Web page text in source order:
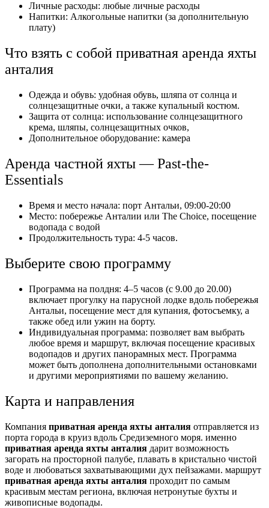
Личные расходы: любые личные расходы
Напитки: Алкогольные напитки (за дополнительную
плату)
Что взять с собой приватная аренда яхты
анталия
Одежда и обувь: удобная обувь, шляпа от солнца и
солнцезащитные очки, а также купальный костюм.
Защита от солнца: использование солнцезащитного
крема, шляпы, солнцезащитных очков,
Дополнительное оборудование: камера
Аренда частной яхты — Past-the-
Essentials
Время и место начала: порт Антальи, 09:00-20:00
Место: побережье Анталии или The Choice, посещение
водопада с водой
Продолжительность тура: 4-5 часов.
Выберите свою программу
Программа на полдня: 4–5 часов (с 9.00 до 20.00)
включает прогулку на парусной лодке вдоль побережья
Антальи, посещение мест для купания, фотосъемку, а
также обед или ужин на борту.
Индивидуальная программа: позволяет вам выбрать
любое время и маршрут, включая посещение красивых
водопадов и других панорамных мест. Программа
может быть дополнена дополнительными остановками
и другими мероприятиями по вашему желанию.
Карта и направления
Компания приватная аренда яхты анталия отправляется из
порта города в круиз вдоль Средиземного моря. именно
приватная аренда яхты анталия дарит возможность
загорать на просторной палубе, плавать в кристально чистой
воде и любоваться захватывающими дух пейзажами. маршрут
приватная аренда яхты анталия проходит по самым
красивым местам региона, включая нетронутые бухты и
живописные водопады.